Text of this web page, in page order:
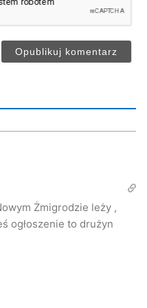
zabawę zawodników i
niektórych
rywalizacja między
odbył się mecz piłki
świata”. Podczas meczu
lepsza wygrywając 2:1.
Żmigrodzie leży ,
ogłoszenie to drużyn